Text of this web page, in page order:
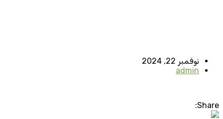
نوفمبر 22, 2024
admin
Share: